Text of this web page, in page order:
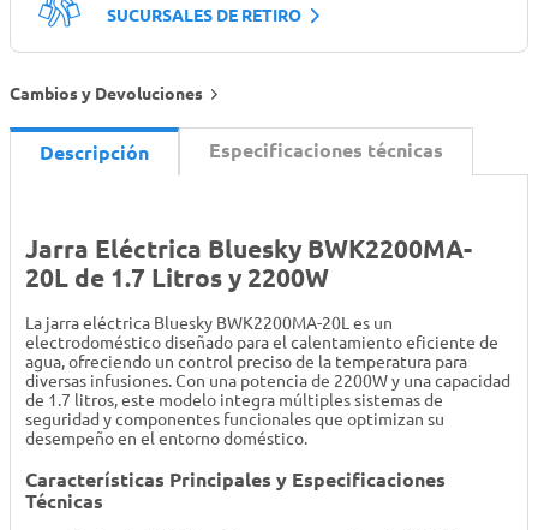
SUCURSALES DE RETIRO
Cambios y Devoluciones
Descripción Especificaciones técnicas
Jarra Eléctrica Bluesky BWK2200MA-
20L de 1.7 Litros y 2200W
La jarra eléctrica Bluesky BWK2200MA-20L es un
electrodoméstico diseñado para el calentamiento eficiente de
agua, ofreciendo un control preciso de la temperatura para
diversas infusiones. Con una potencia de 2200W y una capacidad
de 1.7 litros, este modelo integra múltiples sistemas de
seguridad y componentes funcionales que optimizan su
desempeño en el entorno doméstico.
Características Principales y Especificaciones
Técnicas